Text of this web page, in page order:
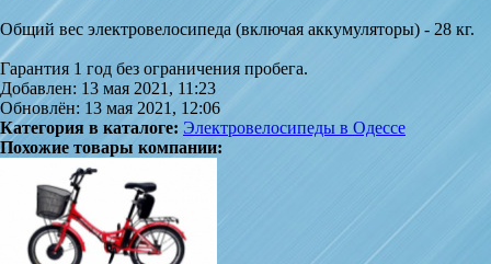
Общий вес электровелосипеда (включая аккумуляторы) - 28 кг.
Гарантия 1 год без ограничения пробега.
Добавлен: 13 мая 2021, 11:23
Обновлён: 13 мая 2021, 12:06
Категория в каталоге: Электровелосипеды в Одессе
Похожие товары компании: